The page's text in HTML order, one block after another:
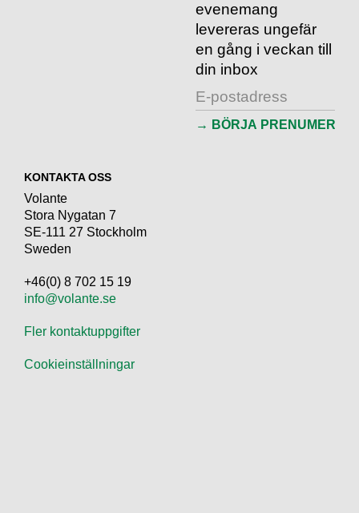
evenemang
levereras ungefär
en gång i veckan till
din inbox
KONTAKTA OSS
Volante
Stora Nygatan 7
SE-111 27 Stockholm
Sweden
+46(0) 8 702 15 19
info@volante.se
Fler kontaktuppgifter
Cookieinställningar